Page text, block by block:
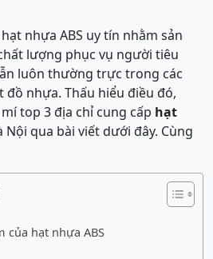
nhựa ABS uy tín nhằm sản
lượng phục vụ người tiêu
luôn thường trực trong các
đồ nhựa. Thấu hiểu điều đó,
top 3 địa chỉ cung cấp hạt
Nội qua bài viết dưới đây. Cùng
của hạt nhựa ABS